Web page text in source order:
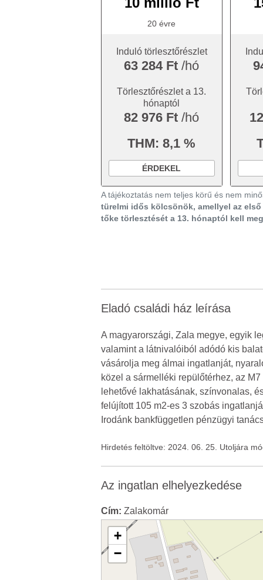
20 évre
Induló törlesztőrészlet
63 284 Ft/hó
Törlesztőrészlet a 13.
hónaptól
82 976 Ft/hó
THM: 8,1 %
ÉRDEKEL
A tájékoztatás nem teljes körű és nem
türelmi idős kölcsönök, amellyel az
tőke törlesztését a 13. hónaptól kell
Eladó családi ház leírása
A magyarországi, Zala megye, egyik
valamint a látnivalóiból adódó kis
vásárolja meg álmai ingatlanját,
közel a sármelléki repülőtérhez, az
lehetővé lakhatásának, színvonalas,
felújított 105 m2-es 3 szobás
Irodánk bankfüggetlen pénzügyi
Hirdetés feltöltve: 2024. 06. 25. Utoljára
Az ingatlan elhelyezkedése
Cím: Zalakomár
+
−